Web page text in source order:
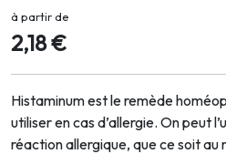
à partir de
2,18 €
Histaminum est le remède
utiliser en cas d’allergie. On peut
réaction allergique, que ce soit